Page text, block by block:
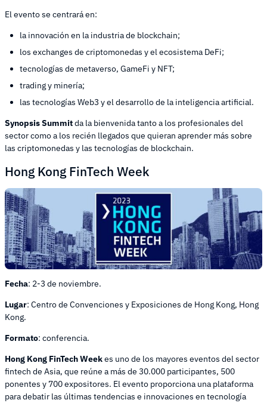
El evento se centrará en:
la innovación en la industria de blockchain;
los exchanges de criptomonedas y el ecosistema DeFi;
tecnologías de metaverso, GameFi y NFT;
trading y minería;
las tecnologías Web3 y el desarrollo de la inteligencia artificial.
Synopsis Summitda la bienvenida tanto a los profesionales del
sector como a los recién llegados que quieran aprender más sobre
las criptomonedas y las tecnologías de blockchain.
Hong Kong FinTech Week
Fecha: 2-3 de noviembre.
Lugar: Centro de Convenciones y Exposiciones de Hong Kong, Hong
Kong.
Formato: conferencia.
Hong Kong FinTech Weekes uno de los mayores eventos del sector
fintech de Asia, que reúne a más de 30.000 participantes, 500
ponentes y 700 expositores. El evento proporciona una plataforma
para debatir las últimas tendencias e innovaciones en tecnología